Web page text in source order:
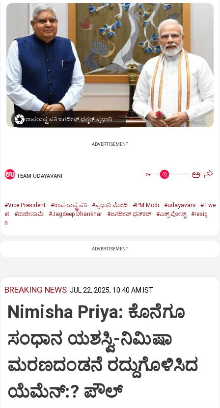
ಉಪರಾಷ್ಟ್ರಪತಿ ಜಗದೀಪ್‌ ಧನ್ಕರ್-ಪ್ರಧಾನಿ ಮೋದಿ
ADVERTISEMENT
TEAM UDAYAVANI ಅ ಅ
#Vice President #ಉಪ ರಾಷ್ಟ್ರಪತಿ #ಪ್ರಧಾನಿ ಮೋದಿ #PM Modi #udayavani
#Twe
et
#ರಾಜೀನಾಮೆ #Jagdeep Dhankhar #ಜಗದೀಪ್‌ ಧನ್‌ಕರ್‌ #ಎಕ್ಸ್‌ ಪೋಸ್ಟ್
#resig
n
ADVERTISEMENT
BREAKING NEWS JUL 22, 2025, 10:40 AM IST
Nimisha Priya: ಕೊನೆಗೂ
ಸಂಧಾನ ಯಶಸ್ವಿ-ನಿಮಿಷಾ
ಮರಣದಂಡನೆ ರದ್ದುಗೊಳಿಸಿದ
ಯೆಮೆನ್:? ಪೌಲ್